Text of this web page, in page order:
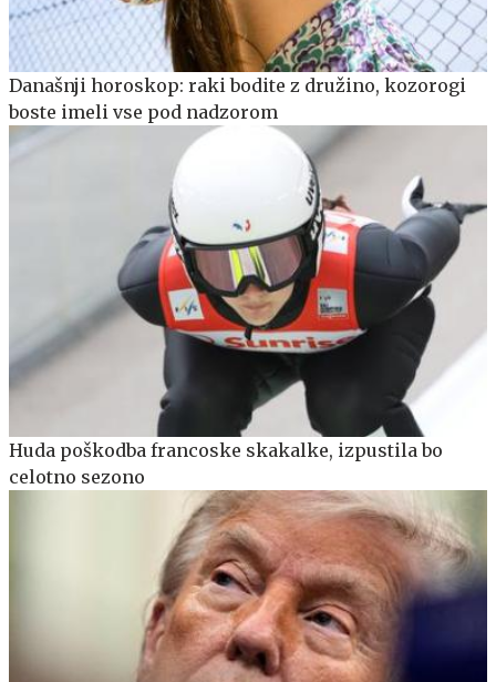
Današnji horoskop: raki bodite z družino, kozorogi
boste imeli vse pod nadzorom
Huda poškodba francoske skakalke, izpustila bo
celotno sezono